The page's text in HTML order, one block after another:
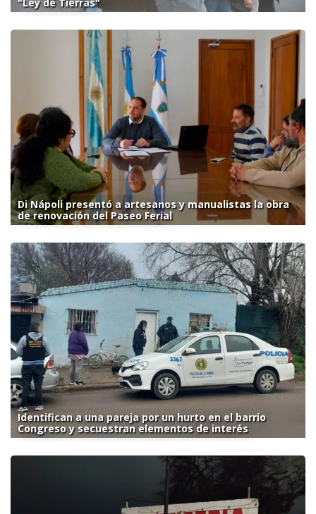
Di Nápoli presentó a artesanos y manualistas la obra
de renovación del Paseo Ferial
Identifican a una pareja por un hurto en el barrio
Congreso y secuestran elementos de interés